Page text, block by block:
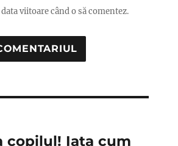
viitoare când o să comentez.
copilul! Iata cum